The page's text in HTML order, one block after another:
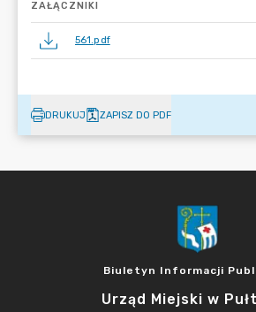
ZAŁĄCZNIKI
561.pdf
DRUKUJ ZAPISZ DO PDF
Biuletyn Informacji
Urząd Miejski w